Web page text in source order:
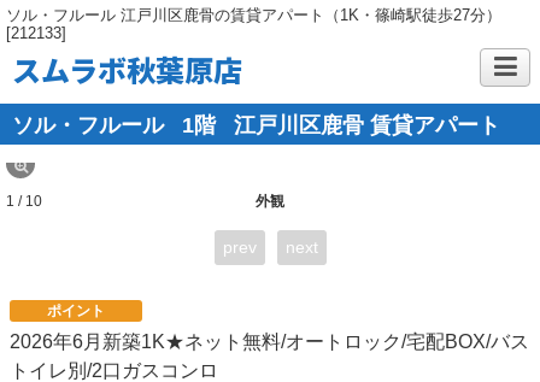
ソル・フルール 江戸川区鹿骨の賃貸アパート（1K・篠崎駅徒歩27分）
[212133]
スムラボ秋葉原店
ソル・フルール 1階 江戸川区鹿骨 賃貸アパート
外観
1 / 10
prev next
ポイント
2026年6月新築1K★ネット無料/オートロック/宅配BOX/バス
トイレ別/2口ガスコンロ